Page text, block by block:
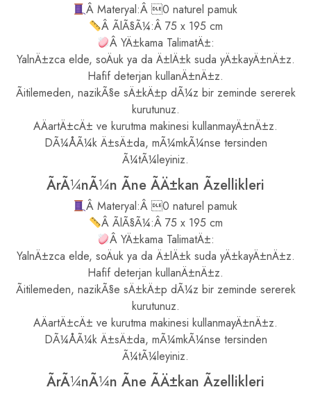
Â Materyal:Â 0 naturel pamuk
Â ÃlÃ§Ã¼:Â 75 x 195 cm
Â YÄ±kama TalimatÄ±:
YalnÄ±zca elde, soÄuk ya da Ä±lÄ±k suda yÄ±kayÄ±nÄ±z.
Hafif deterjan kullanÄ±nÄ±z.
Ãitilemeden, nazikÃ§e sÄ±kÄ±p dÃ¼z bir zeminde sererek
kurutunuz.
AÄartÄ±cÄ± ve kurutma makinesi kullanmayÄ±nÄ±z.
DÃ¼ÅÃ¼k Ä±sÄ±da, mÃ¼mkÃ¼nse tersinden
Ã¼tÃ¼leyiniz.
ÃrÃ¼nÃ¼n Ãne ÃÄ±kan Ãzellikleri
Â Materyal:Â 0 naturel pamuk
Â ÃlÃ§Ã¼:Â 75 x 195 cm
Â YÄ±kama TalimatÄ±:
YalnÄ±zca elde, soÄuk ya da Ä±lÄ±k suda yÄ±kayÄ±nÄ±z.
Hafif deterjan kullanÄ±nÄ±z.
Ãitilemeden, nazikÃ§e sÄ±kÄ±p dÃ¼z bir zeminde sererek
kurutunuz.
AÄartÄ±cÄ± ve kurutma makinesi kullanmayÄ±nÄ±z.
DÃ¼ÅÃ¼k Ä±sÄ±da, mÃ¼mkÃ¼nse tersinden
Ã¼tÃ¼leyiniz.
ÃrÃ¼nÃ¼n Ãne ÃÄ±kan Ãzellikleri